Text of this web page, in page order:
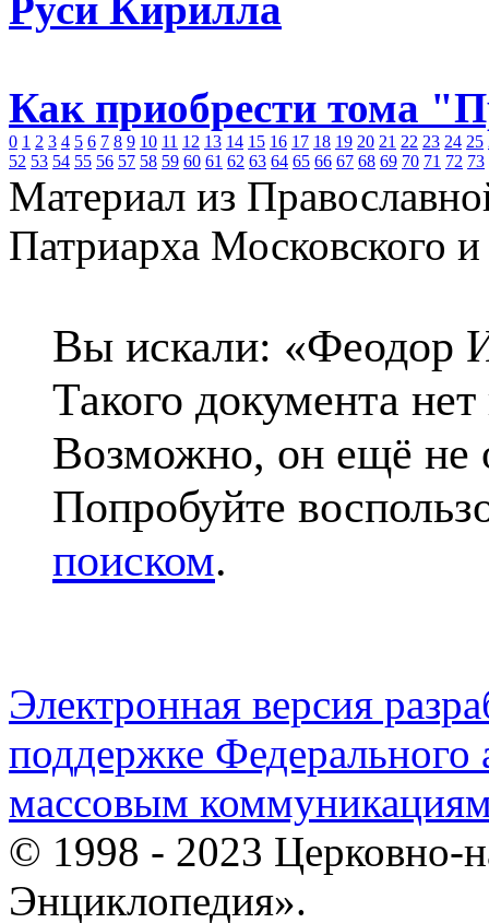
Как приобрести тома
0 1 2 3 4 5 6 7 8 9 10 11 12 13 14 15 16 17 18 19 20 21 22 23 24 25
52 53 54 55 56 57 58 59 60 61 62 63 64 65 66 67 68 69 70 71 72 73
Материал из
Патриарха Московского
Вы искали: «Феодор
Такого документа
Возможно, он ещё не
Попробуйте
поиском.
Электронная версия
поддержке Федерального
массовым
© 1998 - 2023 Церковно-
Энциклопедия».